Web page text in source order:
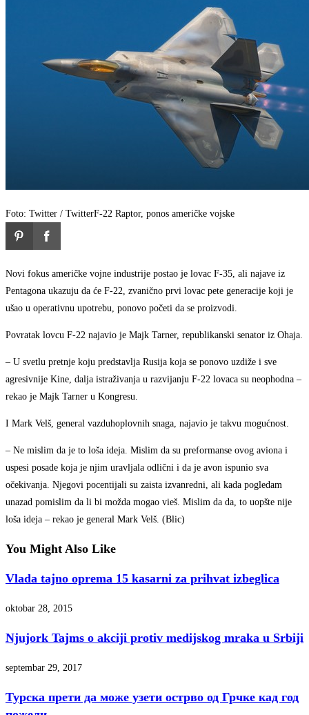
Foto: Twitter / TwitterF-22 Raptor, ponos američke vojske
Novi fokus američke vojne industrije postao je lovac F-35, ali najave iz
Pentagona ukazuju da će F-22, zvanično prvi lovac pete generacije koji je
ušao u operativnu upotrebu, ponovo početi da se proizvodi.
Povratak lovcu F-22 najavio je Majk Tarner, republikanski senator iz Ohaja.
– U svetlu pretnje koju predstavlja Rusija koja se ponovo uzdiže i sve
agresivnije Kine, dalja istraživanja u razvijanju F-22 lovaca su neophodna –
rekao je Majk Tarner u Kongresu.
I Mark Velš, general vazduhoplovnih snaga, najavio je takvu mogućnost.
– Ne mislim da je to loša ideja. Mislim da su preformanse ovog aviona i
uspesi posade koja je njim uravljala odlični i da je avon ispunio sva
očekivanja. Njegovi pocentijali su zaista izvanredni, ali kada pogledam
unazad pomislim da li bi možda mogao vieš. Mislim da da, to uopšte nije
loša ideja – rekao je general Mark Velš. (Blic)
You Might Also Like
Vlada tajno oprema 15 kasarni za prihvat izbeglica
oktobar 28, 2015
Njujork Tajms o akciji protiv medijskog mraka u Srbiji
septembar 29, 2017
Турска прети да може узети острво од Грчке кад год